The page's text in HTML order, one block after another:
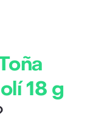
18 g